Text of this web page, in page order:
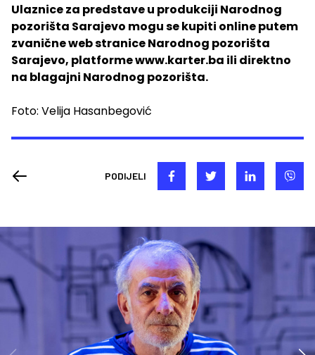
Ulaznice za predstave u produkciji Narodnog
pozorišta Sarajevo mogu se kupiti online putem
zvanične web stranice Narodnog pozorišta
Sarajevo, platforme www.karter.ba ili direktno
na blagajni Narodnog pozorišta.
Foto: Velija Hasanbegović
PODIJELI